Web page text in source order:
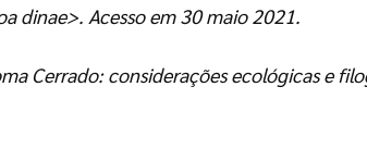
Acesso em 30 maio 2021.
Cerrado: considerações ecológicas e